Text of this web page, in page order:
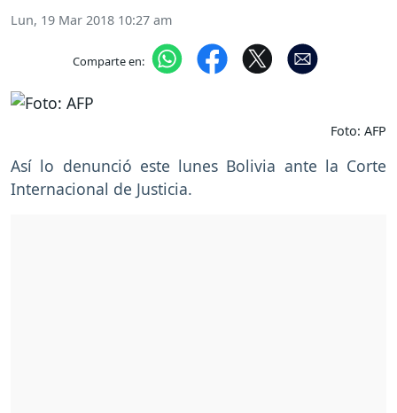
Lun, 19 Mar 2018 10:27 am
Comparte en:
Foto: AFP
Así lo denunció este lunes Bolivia ante la Corte
Internacional de Justicia.